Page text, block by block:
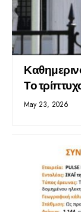
Το
May 23, 2026